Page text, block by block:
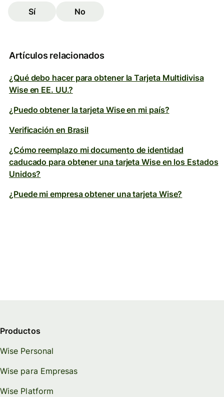
Sí No
Artículos relacionados
¿Qué debo hacer para obtener la Tarjeta Multidivisa
Wise en EE. UU.?
¿Puedo obtener la tarjeta Wise en mi país?
Verificación en Brasil
¿Cómo reemplazo mi documento de identidad
caducado para obtener una tarjeta Wise en los Estados
Unidos?
¿Puede mi empresa obtener una tarjeta Wise?
Productos
Wise Personal
Wise para Empresas
Wise Platform